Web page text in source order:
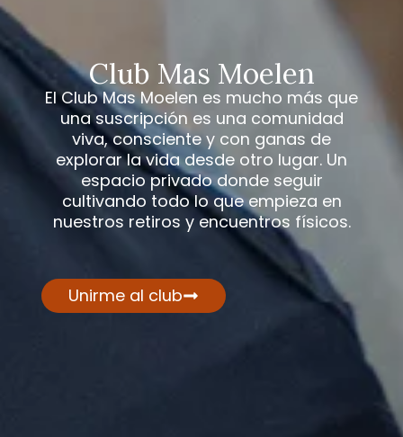
Club Mas Moelen
El Club Mas Moelen es mucho más que
una suscripción es una comunidad
viva, consciente y con ganas de
explorar la vida desde otro lugar. Un
espacio privado donde seguir
cultivando todo lo que empieza en
nuestros retiros y encuentros físicos.
Unirme al club